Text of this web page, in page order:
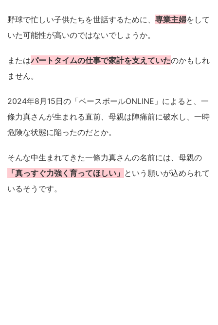
野球で忙しい子供たちを世話するために、 専業主婦をして
いた可能性が高いのではないでしょうか。
またはパートタイムの仕事で家計を支えていたのかもしれ
ません。
2024年8月15日の「ベースボールONLINE」によると、一
條力真さんが生まれる直前、母親は陣痛前に破水し、一時
危険な状態に陥ったのだとか。
そんな中生まれてきた一條力真さんの名前には、母親の
「真っすぐ力強く育ってほしい」 という願いが込められて
いるそうです。